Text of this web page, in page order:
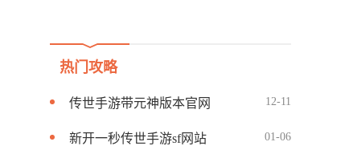
热门攻略
传世手游带元神版本官网 12-11
新开一秒传世手游sf网站 01-06